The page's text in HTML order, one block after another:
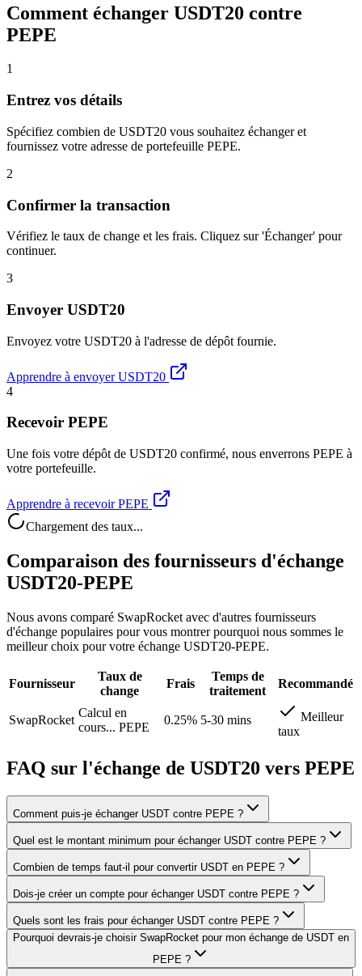
Comment échanger USDT20 contre
PEPE
1
Entrez vos détails
Spécifiez combien de USDT20 vous souhaitez échanger et
fournissez votre adresse de portefeuille PEPE.
2
Confirmer la transaction
Vérifiez le taux de change et les frais. Cliquez sur 'Échanger' pour
continuer.
3
Envoyer USDT20
Envoyez votre USDT20 à l'adresse de dépôt fournie.
Apprendre à envoyer USDT20
4
Recevoir PEPE
Une fois votre dépôt de USDT20 confirmé, nous enverrons PEPE à
votre portefeuille.
Apprendre à recevoir PEPE
Chargement des taux...
Comparaison des fournisseurs d'échange
USDT20-PEPE
Nous avons comparé SwapRocket avec d'autres fournisseurs
d'échange populaires pour vous montrer pourquoi nous sommes le
meilleur choix pour votre échange USDT20-PEPE.
Fournisseur
Taux de
change
Frais
Temps de
traitement
Recommandé
SwapRocket
Calcul en
cours... PEPE
0.25% 5-30 mins
Meilleur
taux
FAQ sur l'échange de USDT20 vers PEPE
Comment puis-je échanger USDT contre PEPE ?
Quel est le montant minimum pour échanger USDT contre PEPE ?
Combien de temps faut-il pour convertir USDT en PEPE ?
Dois-je créer un compte pour échanger USDT contre PEPE ?
Quels sont les frais pour échanger USDT contre PEPE ?
Pourquoi devrais-je choisir SwapRocket pour mon échange de USDT en
PEPE ?